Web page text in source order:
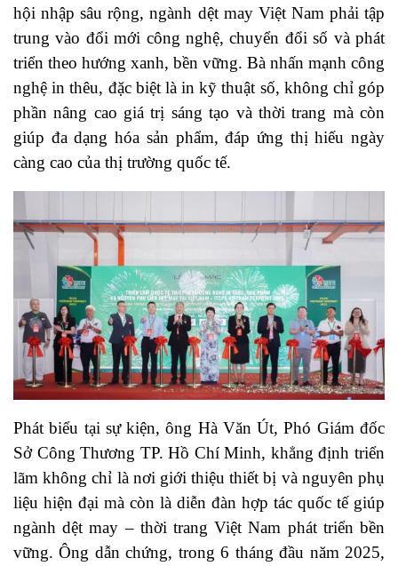
hội nhập sâu rộng, ngành dệt may Việt Nam phải tập
trung vào đổi mới công nghệ, chuyển đổi số và phát
triển theo hướng xanh, bền vững. Bà nhấn mạnh công
nghệ in thêu, đặc biệt là in kỹ thuật số, không chỉ góp
phần nâng cao giá trị sáng tạo và thời trang mà còn
giúp đa dạng hóa sản phẩm, đáp ứng thị hiếu ngày
càng cao của thị trường quốc tế.
Phát biểu tại sự kiện, ông Hà Văn Út, Phó Giám đốc
Sở Công Thương TP. Hồ Chí Minh, khẳng định triển
lãm không chỉ là nơi giới thiệu thiết bị và nguyên phụ
liệu hiện đại mà còn là diễn đàn hợp tác quốc tế giúp
ngành dệt may – thời trang Việt Nam phát triển bền
vững. Ông dẫn chứng, trong 6 tháng đầu năm 2025,